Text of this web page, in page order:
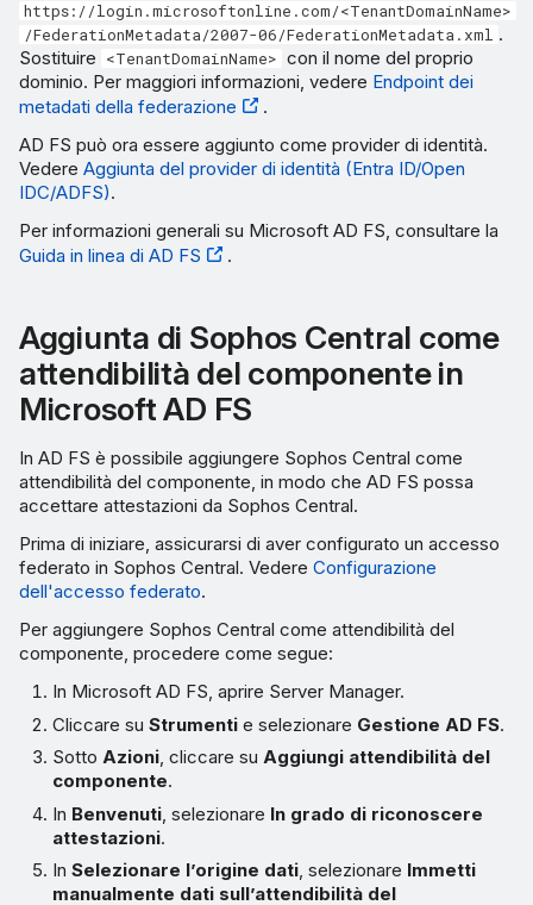
https://login.microsoftonline.com/<TenantDomainName>
/FederationMetadata/2007-06/FederationMetadata.xml .
Sostituire
<TenantDomainName> con il nome del proprio
dominio. Per maggiori informazioni, vedere Endpoint dei
metadati della federazione
.
AD FS può ora essere aggiunto come provider di identità.
Vedere Aggiunta del provider di identità (Entra ID/Open
IDC/ADFS).
Per informazioni generali su Microsoft AD FS, consultare la
Guida in linea di AD FS
.
Aggiunta di Sophos Central come
attendibilità del componente in
Microsoft AD FS
In AD FS è possibile aggiungere Sophos Central come
attendibilità del componente, in modo che AD FS possa
accettare attestazioni da Sophos Central.
Prima di iniziare, assicurarsi di aver configurato un accesso
federato in Sophos Central. Vedere Configurazione
dell'accesso federato.
Per aggiungere Sophos Central come attendibilità del
componente, procedere come segue:
In Microsoft AD FS, aprire Server Manager.
Cliccare suStrumenti e selezionare Gestione AD FS.
SottoAzioni, cliccare suAggiungi attendibilità del
componente.
In Benvenuti , selezionare In grado di riconoscere
attestazioni.
InSelezionare l’origine dati, selezionare Immetti
manualmente dati sull’attendibilità del